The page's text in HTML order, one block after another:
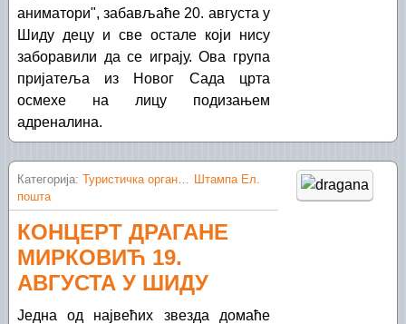
аниматори", забављаће 20. августа у
Шиду децу и све остале који нису
заборавили да се играју. Ова група
пријатеља из Новог Сада црта
осмехе на лицу подизањем
адреналина.
Категорија: Туристичка организација Шид Штампа Ел.
пошта
КОНЦЕРТ ДРАГАНЕ
МИРКОВИЋ 19.
АВГУСТА У ШИДУ
Једна од највећих звезда домаће